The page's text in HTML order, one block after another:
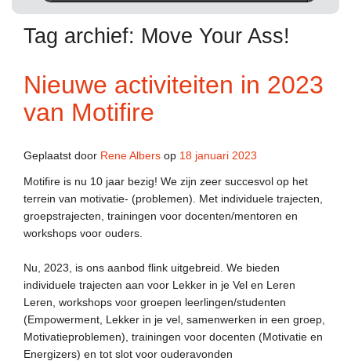
Tag archief: Move Your Ass!
Nieuwe activiteiten in 2023
van Motifire
Geplaatst door Rene Albers op 18 januari 2023
Motifire is nu 10 jaar bezig! We zijn zeer succesvol op het
terrein van motivatie- (problemen). Met individuele trajecten,
groepstrajecten, trainingen voor docenten/mentoren en
workshops voor ouders.
Nu, 2023, is ons aanbod flink uitgebreid. We bieden
individuele trajecten aan voor Lekker in je Vel en Leren
Leren, workshops voor groepen leerlingen/studenten
(Empowerment, Lekker in je vel, samenwerken in een groep,
Motivatieproblemen), trainingen voor docenten (Motivatie en
Energizers) en tot slot voor ouderavonden